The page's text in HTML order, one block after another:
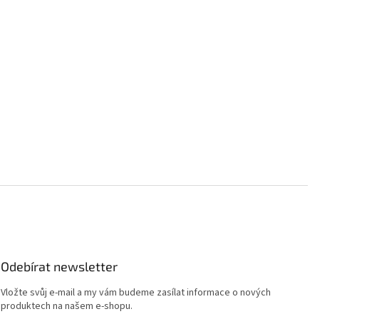
Odebírat newsletter
Vložte svůj e-mail a my vám budeme zasílat informace o nových
produktech na našem e-shopu.